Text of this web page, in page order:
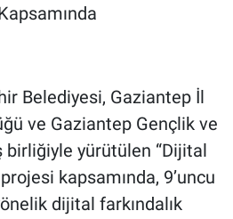
Belediyesi, Gaziantep İl
ve Gaziantep Gençlik ve
birliğiyle yürütülen “Dijital
kapsamında, 9’uncu
dijital farkındalık